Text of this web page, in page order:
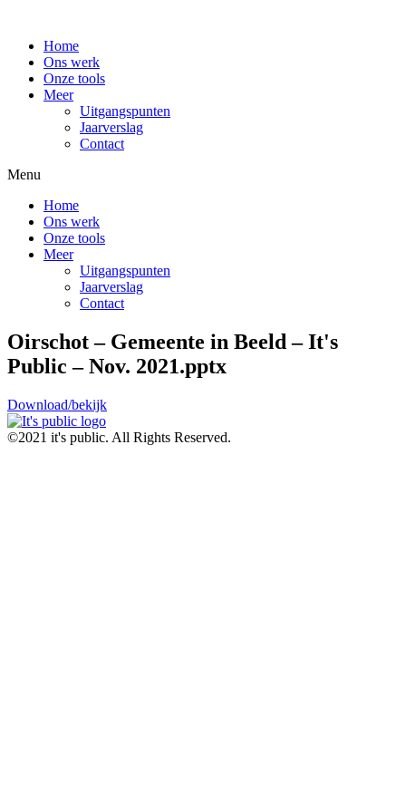
Home
Ons werk
Onze tools
Meer
Uitgangspunten
Jaarverslag
Contact
Menu
Home
Ons werk
Onze tools
Meer
Uitgangspunten
Jaarverslag
Contact
Oirschot – Gemeente in Beeld – It's
Public – Nov. 2021.pptx
Download/bekijk
©2021 it's public. All Rights Reserved.